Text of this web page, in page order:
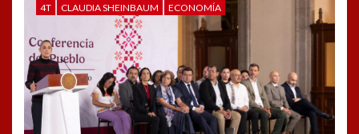
4T CLAUDIA SHEINBAUM ECONOMÍA